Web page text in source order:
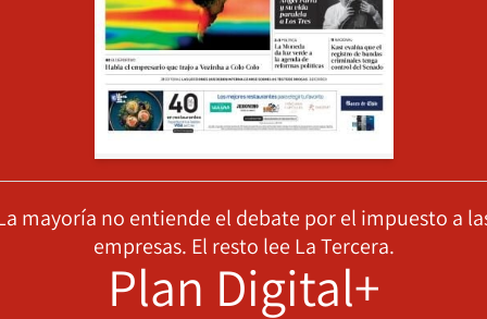
mayoría no entiende el debate por el impuesto a
empresas. El resto lee La Tercera.
Plan Digital+